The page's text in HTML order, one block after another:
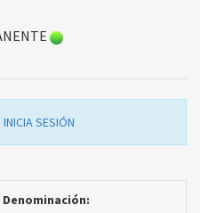
INICIA SESIÓN
Denominación: